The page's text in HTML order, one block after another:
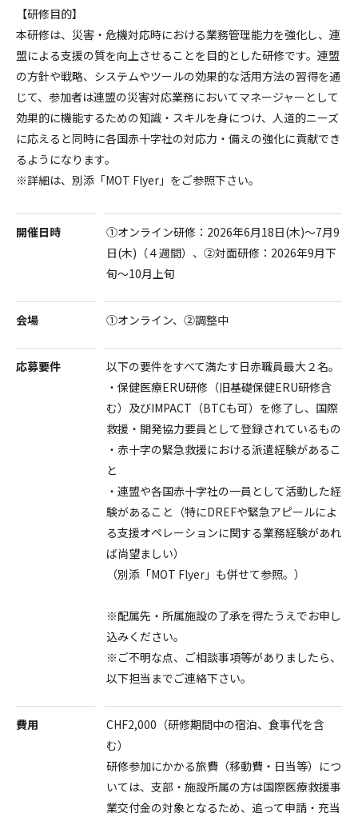
【研修目的】
本研修は、災害・危機対応時における業務管理能力を強化し、連
盟による支援の質を向上させることを目的とした研修です。連盟
の方針や戦略、システムやツールの効果的な活用方法の習得を通
じて、参加者は連盟の災害対応業務においてマネージャーとして
効果的に機能するための知識・スキルを身につけ、人道的ニーズ
に応えると同時に各国赤十字社の対応力・備えの強化に貢献でき
るようになります。
※詳細は、別添「MOT Flyer」をご参照下さい。
開催日時
①オンライン研修：2026年6月18日(木)〜7月9
日(木)（４週間）、②対面研修：2026年9月下
旬～10月上旬
会場 ①オンライン、②調整中
応募要件
以下の要件をすべて満たす日赤職員最大２名。
・保健医療ERU研修（旧基礎保健ERU研修含
む）及びIMPACT（BTCも可）を修了し、国際
救援・開発協力要員として登録されているもの
・赤十字の緊急救援における派遣経験があるこ
と
・連盟や各国赤十字社の一員として活動した経
験があること（特にDREFや緊急アピールによ
る支援オペレーションに関する業務経験があれ
ば尚望ましい）
（別添「MOT Flyer」も併せて参照。）
※配属先・所属施設の了承を得たうえでお申し
込みください。
※ご不明な点、ご相談事項等がありましたら、
以下担当までご連絡下さい。
費用
CHF2,000（研修期間中の宿泊、食事代を含
む）
研修参加にかかる旅費（移動費・日当等）につ
いては、支部・施設所属の方は国際医療救援事
業交付金の対象となるため、追って申請・充当